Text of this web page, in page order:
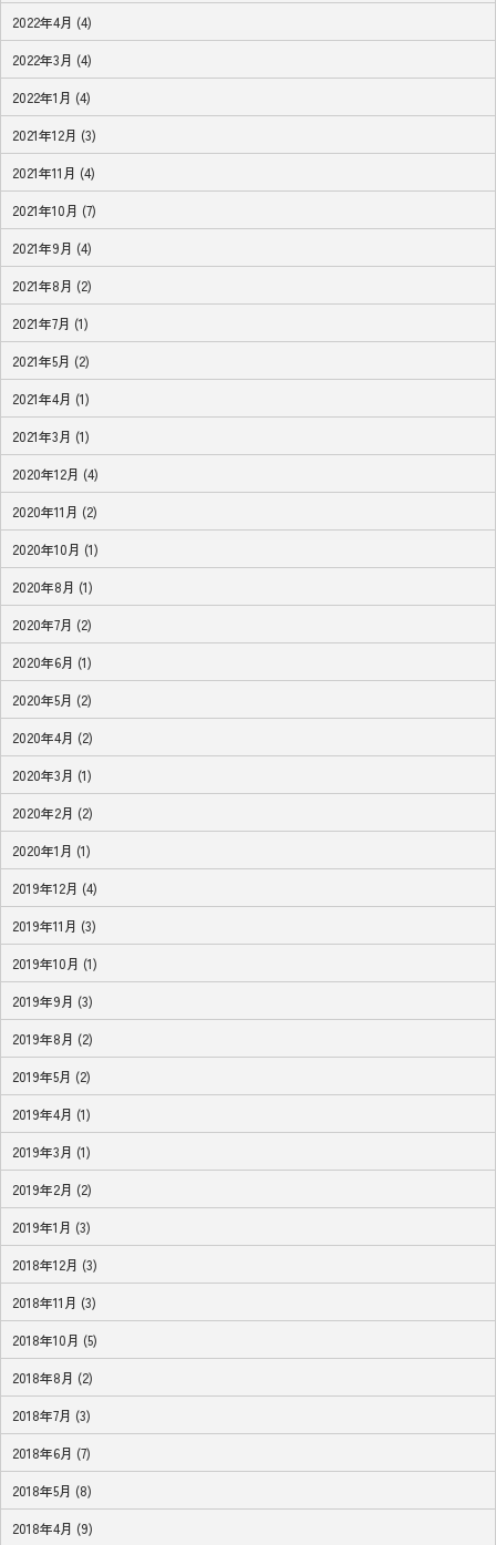
2022年4月 (4)
2022年3月 (4)
2022年1月 (4)
2021年12月 (3)
2021年11月 (4)
2021年10月 (7)
2021年9月 (4)
2021年8月 (2)
2021年7月 (1)
2021年5月 (2)
2021年4月 (1)
2021年3月 (1)
2020年12月 (4)
2020年11月 (2)
2020年10月 (1)
2020年8月 (1)
2020年7月 (2)
2020年6月 (1)
2020年5月 (2)
2020年4月 (2)
2020年3月 (1)
2020年2月 (2)
2020年1月 (1)
2019年12月 (4)
2019年11月 (3)
2019年10月 (1)
2019年9月 (3)
2019年8月 (2)
2019年5月 (2)
2019年4月 (1)
2019年3月 (1)
2019年2月 (2)
2019年1月 (3)
2018年12月 (3)
2018年11月 (3)
2018年10月 (5)
2018年8月 (2)
2018年7月 (3)
2018年6月 (7)
2018年5月 (8)
2018年4月 (9)